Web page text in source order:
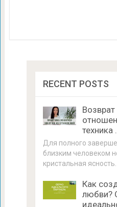
RECENT POSTS
Возврат
техника
Для полного
близким человеком
кристальная ясность.
Как
любви?